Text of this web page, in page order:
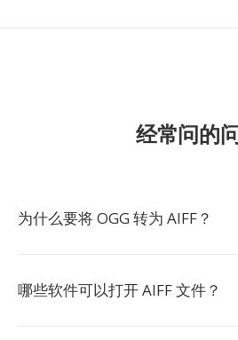
经常问的
为什么要将 OGG 转为 AIFF？
哪些软件可以打开 AIFF 文件？